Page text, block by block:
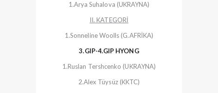
1.Arya Suhalova (UKRAYNA)
II. KATEGORİ
1.Sonneline Woolls (G.AFRİKA)
3.GIP-4.GIP HYONG
1.Ruslan Tershcenko (UKRAYNA)
2.Alex Tüysüz (KKTC)